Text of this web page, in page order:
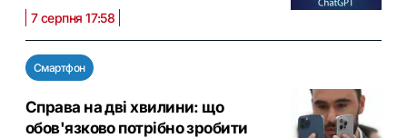
7 серпня 17:58
Смартфон
Справа на дві хвилини: що
обов'язково потрібно зробити